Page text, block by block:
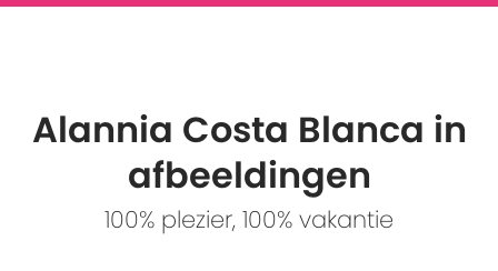
Alannia Costa Blanca in
afbeeldingen
100% plezier, 100% vakantie